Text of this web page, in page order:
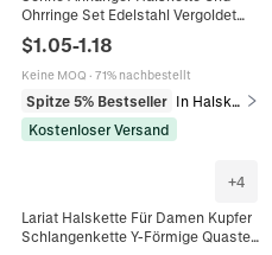
Ohrringe Set Edelstahl Vergoldet
Spiral Design Perlen
Schlangenkette Minimalistisch Für
Damen
$1.05-1.18
Keine MOQ · 71% nachbestellt
Spitze 5% Bestseller
In Halsketten
Kostenloser Versand
+4
Lariat Halskette Für Damen Kupfer
Schlangenkette Y-Förmige Quaste